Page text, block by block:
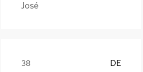
José
DE